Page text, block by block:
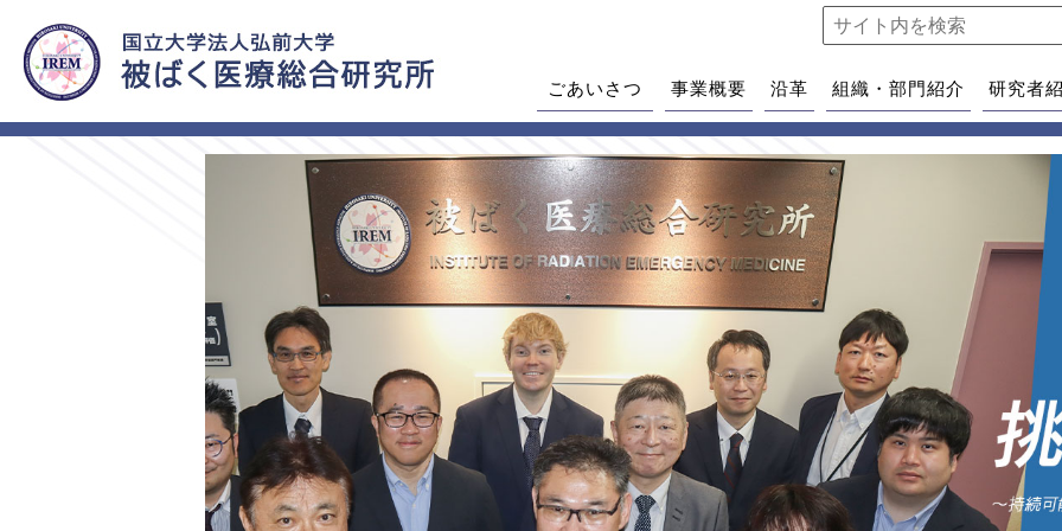
ごあいさつ 事業概要 沿革 組織・部門紹介 研究者